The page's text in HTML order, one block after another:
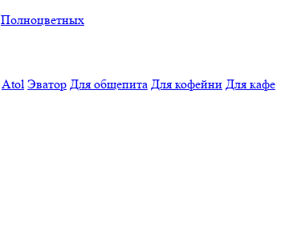
Полноцветных
Atol Эватор Для общепита Для кофейни Для кафе